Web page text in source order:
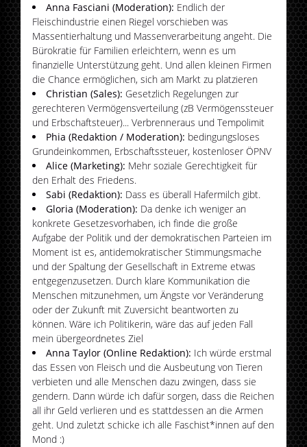
Anna Fasciani (Moderation): Endlich der
Fleischindustrie einen Riegel vorschieben was
Massentierhaltung und Massenverarbeitung angeht. Die
Bürokratie für Familien erleichtern, wenn es um
finanzielle Unterstützung geht. Und allen kleinen Firmen
die Chance ermöglichen, sich am Markt zu platzieren
Christian (Sales): Gesetzlich Regelungen zur
gerechteren Vermögensverteilung (zB Vermögenssteuer
und Erbschaftsteuer)... Verbrenneraus und Tempolimit
Phia (Redaktion / Moderation): bedingungsloses
Grundeinkommen, Erbschaftssteuer, kostenloser ÖPNV
Alice (Marketing): Mehr soziale Gerechtigkeit für
den Erhalt des Friedens.
Sabi (Redaktion): Dass es überall Hafermilch gibt.
Gloria (Moderation): Da denke ich weniger an
konkrete Gesetzesvorhaben, ich finde die große
Aufgabe der Politik und der demokratischen Parteien im
Moment ist es, antidemokratischer Stimmungsmache
und der Spaltung der Gesellschaft in Extreme etwas
entgegenzusetzen. Durch klare Kommunikation die
Menschen mitzunehmen, um Ängste vor Veränderung
oder der Zukunft mit Zuversicht beantworten zu
können. Wäre ich Politikerin, wäre das auf jeden Fall
mein übergeordnetes Ziel
Anna Taylor (Online Redaktion): Ich würde erstmal
das Essen von Fleisch und die Ausbeutung von Tieren
verbieten und alle Menschen dazu zwingen, dass sie
gendern. Dann würde ich dafür sorgen, dass die Reichen
all ihr Geld verlieren und es stattdessen an die Armen
geht. Und zuletzt schicke ich alle Faschist*innen auf den
Mond :)